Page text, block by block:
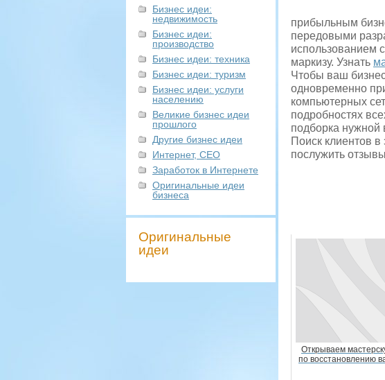
Бизнес идеи:
недвижимость
Бизнес идеи:
производство
Бизнес идеи: техника
Бизнес идеи: туризм
Бизнес идеи: услуги
населению
Великие бизнес идеи
прошлого
Другие бизнес идеи
Интернет, СЕО
Заработок в Интернете
Оригинальные идеи
бизнеса
Оригинальные
идеи
прибыльным
передовыми
использованием
маркизу. Узнать
Чтобы ваш
одновременно
компьютерных
подробностях
подборка нужной
Поиск клиентов
послужить
Открываем
по восстановлению